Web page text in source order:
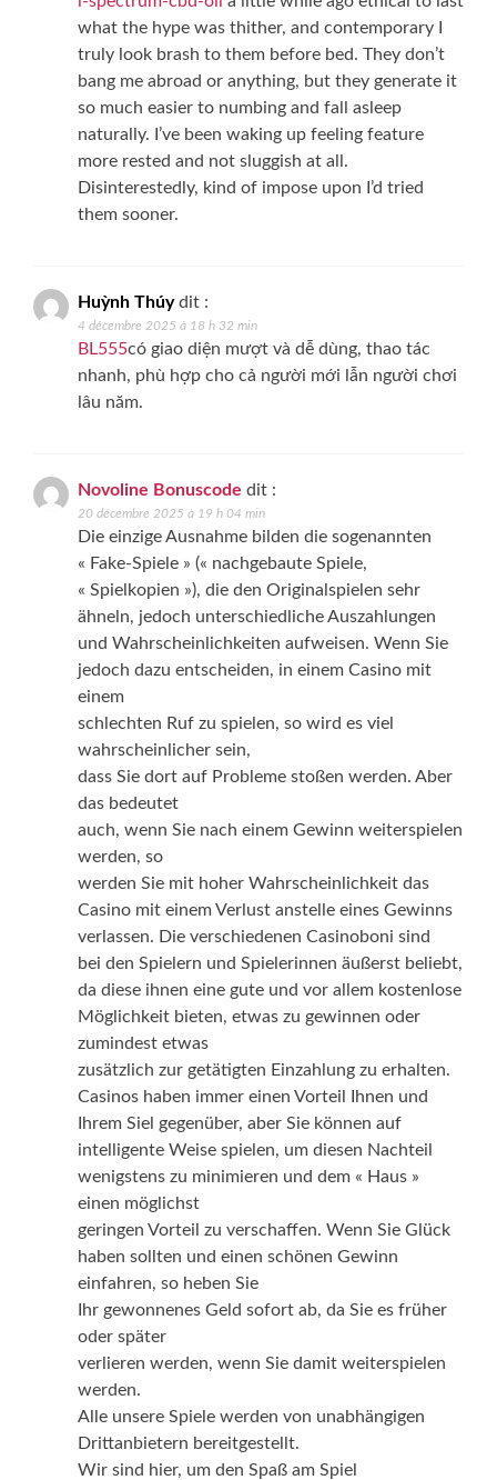
what the hype was thither, and contemporary I
truly look brash to them before bed. They don’t
bang me abroad or anything, but they generate it
so much easier to numbing and fall asleep
naturally. I’ve been waking up feeling feature
more rested and not sluggish at all.
Disinterestedly, kind of impose upon I’d tried
them sooner.
Huỳnh Thúy dit :
4 décembre 2025 à 18 h 32 min
BL555có giao diện mượt và dễ dùng, thao tác
nhanh, phù hợp cho cả người mới lẫn người chơi
lâu năm.
Novoline Bonuscode dit :
20 décembre 2025 à 19 h 04 min
Die einzige Ausnahme bilden die sogenannten
« Fake-Spiele » (« nachgebaute Spiele,
« Spielkopien »), die den Originalspielen sehr
ähneln, jedoch unterschiedliche Auszahlungen
und Wahrscheinlichkeiten aufweisen. Wenn Sie
jedoch dazu entscheiden, in einem Casino mit
einem
schlechten Ruf zu spielen, so wird es viel
wahrscheinlicher sein,
dass Sie dort auf Probleme stoßen werden. Aber
das bedeutet
auch, wenn Sie nach einem Gewinn weiterspielen
werden, so
werden Sie mit hoher Wahrscheinlichkeit das
Casino mit einem Verlust anstelle eines Gewinns
verlassen. Die verschiedenen Casinoboni sind
bei den Spielern und Spielerinnen äußerst beliebt,
da diese ihnen eine gute und vor allem kostenlose
Möglichkeit bieten, etwas zu gewinnen oder
zumindest etwas
zusätzlich zur getätigten Einzahlung zu erhalten.
Casinos haben immer einen Vorteil Ihnen und
Ihrem Siel gegenüber, aber Sie können auf
intelligente Weise spielen, um diesen Nachteil
wenigstens zu minimieren und dem « Haus »
einen möglichst
geringen Vorteil zu verschaffen. Wenn Sie Glück
haben sollten und einen schönen Gewinn
einfahren, so heben Sie
Ihr gewonnenes Geld sofort ab, da Sie es früher
oder später
verlieren werden, wenn Sie damit weiterspielen
werden.
Alle unsere Spiele werden von unabhängigen
Drittanbietern bereitgestellt.
Wir sind hier, um den Spaß am Spiel